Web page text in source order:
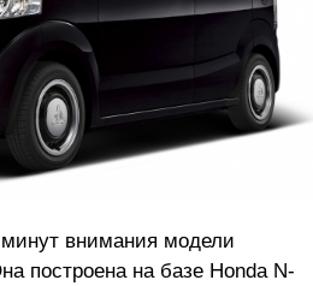
внимания модели
построена на базе Honda N-